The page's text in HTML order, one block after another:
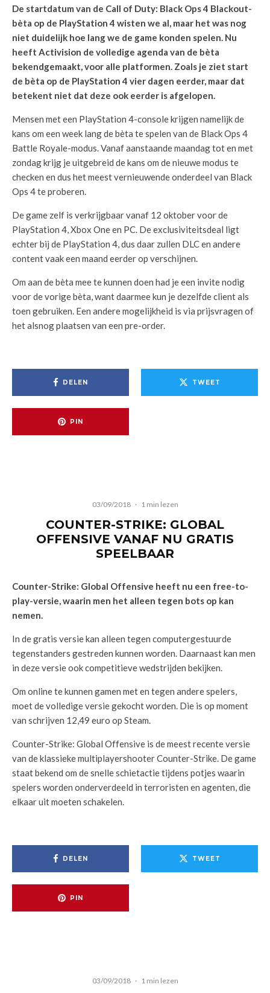
De startdatum van de Call of Duty: Black Ops 4 Blackout-
bèta op de PlayStation 4 wisten we al, maar het was nog
niet duidelijk hoe lang we de game konden spelen. Nu
heeft Activision de volledige agenda van de bèta
bekendgemaakt, voor alle platformen. Zoals je ziet start
de bèta op de PlayStation 4 vier dagen eerder, maar dat
betekent niet dat deze ook eerder is afgelopen.
Mensen met een PlayStation 4-console krijgen namelijk de
kans om een week lang de bèta te spelen van de Black Ops 4
Battle Royale-modus. Vanaf aanstaande maandag tot en met
zondag krijg je uitgebreid de kans om de nieuwe modus te
checken en dus het meest vernieuwende onderdeel van Black
Ops 4 te proberen.
De game zelf is verkrijgbaar vanaf 12 oktober voor de
PlayStation 4, Xbox One en PC. De exclusiviteitsdeal ligt
echter bij de PlayStation 4, dus daar zullen DLC en andere
content vaak een maand eerder op verschijnen.
Om aan de bèta mee te kunnen doen had je een invite nodig
voor de vorige bèta, want daarmee kun je dezelfde client als
toen gebruiken. Een andere mogelijkheid is via prijsvragen of
het alsnog plaatsen van een pre-order.
DELEN TWEET
PIN
03/09/2018 · 1 min lezen
COUNTER-STRIKE: GLOBAL
OFFENSIVE VANAF NU GRATIS
SPEELBAAR
Counter-Strike: Global Offensive heeft nu een free-to-
play-versie, waarin men het alleen tegen bots op kan
nemen.
In de gratis versie kan alleen tegen computergestuurde
tegenstanders gestreden kunnen worden. Daarnaast kan men
in deze versie ook competitieve wedstrijden bekijken.
Om online te kunnen gamen met en tegen andere spelers,
moet de volledige versie gekocht worden. Die is op moment
van schrijven 12,49 euro op Steam.
Counter-Strike: Global Offensive is de meest recente versie
van de klassieke multiplayershooter Counter-Strike. De game
staat bekend om de snelle schietactie tijdens potjes waarin
spelers worden onderverdeeld in terroristen en agenten, die
elkaar uit moeten schakelen.
DELEN TWEET
PIN
03/09/2018 · 1 min lezen